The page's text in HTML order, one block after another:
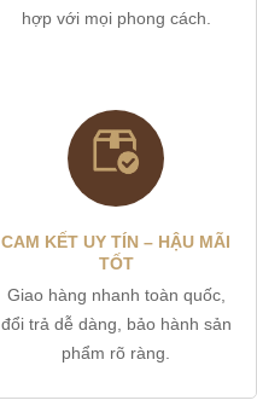
hợp với mọi phong cách.
CAM KẾT UY TÍN – HẬU MÃI
TỐT
Giao hàng nhanh toàn quốc,
đổi trả dễ dàng, bảo hành sản
phẩm rõ ràng.